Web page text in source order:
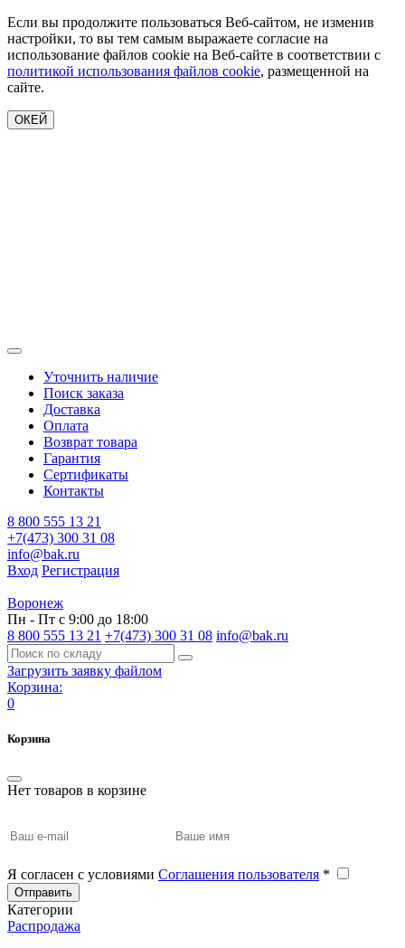
Если вы продолжите пользоваться Веб-сайтом, не изменив
настройки, то вы тем самым выражаете согласие на
использование файлов cookie на Веб-сайте в соответствии с
политикой использования файлов cookie, размещенной на
сайте.
ОКЕЙ
Уточнить наличие
Поиск заказа
Доставка
Оплата
Возврат товара
Гарантия
Сертификаты
Контакты
8 800 555 13 21
+7(473) 300 31 08
info@bak.ru
Вход Регистрация
Воронеж
Пн - Пт с 9:00 до 18:00
8 800 555 13 21 +7(473) 300 31 08 info@bak.ru
Загрузить заявку файлом
Корзина:
0
Корзина
Нет товаров в корзине
Я согласен с условиями Соглашения пользователя *
Отправить
Категории
Распродажа